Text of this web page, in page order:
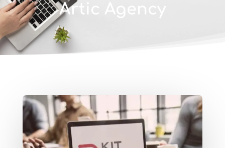
Artic Agency